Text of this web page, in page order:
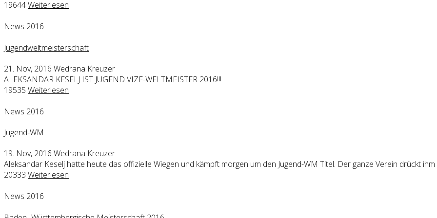
19644Weiterlesen
News 2016
Jugendweltmeisterschaft
21. Nov, 2016 Wedrana Kreuzer
ALEKSANDAR KESELJ IST JUGEND VIZE-WELTMEISTER 2016!!!
19535 Weiterlesen
News 2016
Jugend-WM
19. Nov, 2016 Wedrana Kreuzer
Aleksandar Keselj hatte heute das offizielle Wiegen und kämpft morgen um den Jugend-WM Titel. Der ganze Verein drückt
20333 Weiterlesen
News 2016